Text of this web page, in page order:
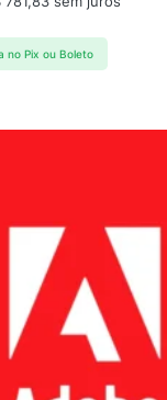
no Pix ou Boleto